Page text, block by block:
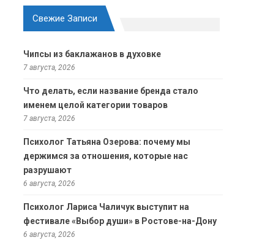
Свежие Записи
Чипсы из баклажанов в духовке
7 августа, 2026
Что делать, если название бренда стало
именем целой категории товаров
7 августа, 2026
Психолог Татьяна Озерова: почему мы
держимся за отношения, которые нас
разрушают
6 августа, 2026
Психолог Лариса Чаличук выступит на
фестивале «Выбор души» в Ростове-на-Дону
6 августа, 2026